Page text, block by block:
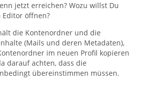
jetzt erreichen? Wozu willst Du
öffnen?
die Kontenordner und die
(Mails und deren Metadaten),
im neuen Profil kopieren
darauf achten, dass die
übereinstimmen müssen.